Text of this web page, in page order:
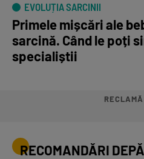
EVOLUȚIA SARCINII
Primele mișcări ale
sarcină. Când le poți
specialiștii
RECLAMĂ
RECOMANDĂRI